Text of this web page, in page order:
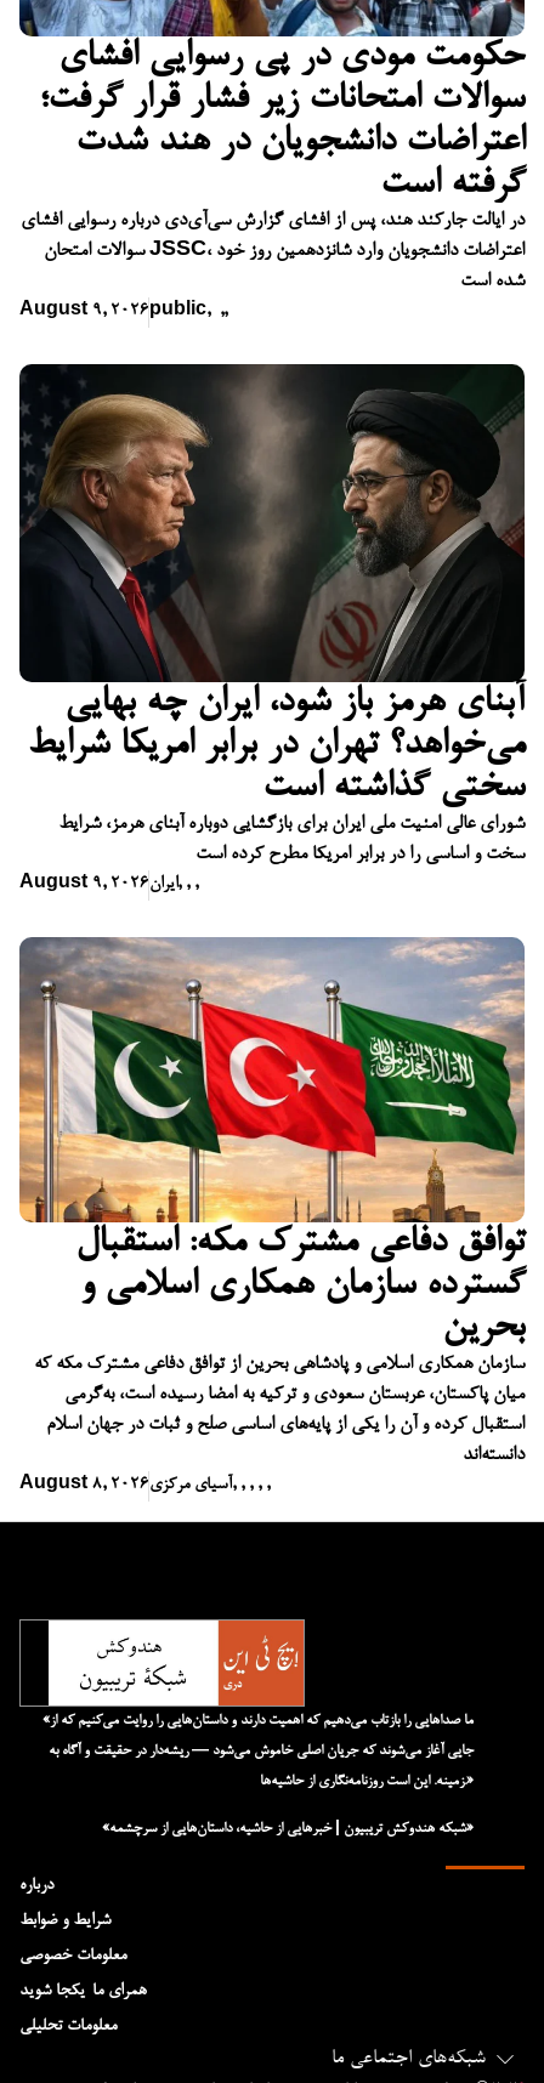
حکومت مودی در پی رسوایی افشای
سوالات امتحانات زیر فشار قرار گرفت؛
اعتراضات دانشجویان در هند شدت
گرفته است
در ایالت جارکند هند، پس از افشای گزارش سی‌آی‌دی درباره رسوایی افشای
سوالات امتحان JSSC، اعتراضات دانشجویان وارد شانزدهمین روز خود
شده است
August 9, 2026 public, ,,
آبنای هرمز باز شود، ایران چه بهایی
می‌خواهد؟ تهران در برابر امریکا شرایط
سختی گذاشته است
شورای عالی امنیت ملی ایران برای بازگشایی دوباره آبنای هرمز، شرایط
سخت و اساسی را در برابر امریکا مطرح کرده است
August 9, 2026ایران, , ,
توافق دفاعی مشترک مکه: استقبال
گسترده سازمان همکاری اسلامی و
بحرین
سازمان همکاری اسلامی و پادشاهی بحرین از توافق دفاعی مشترک مکه که
میان پاکستان، عربستان سعودی و ترکیه به امضا رسیده است، به‌گرمی
استقبال کرده و آن را یکی از پایه‌های اساسی صلح و ثبات در جهان اسلام
دانسته‌اند
August 8, 2026آسیای مرکزی, , , , ,
شبکه‌های اجتماعی ما
درباره
شرایط و ضوابط
معلومات خصوصی
همرای ما-یکجا شوید
معلومات تحلیلی
«ما صداهایی را بازتاب می‌دهیم که اهمیت دارند و داستان‌هایی را روایت می‌کنیم که از
جایی آغاز می‌شوند که جریان اصلی خاموش می‌شود — ریشه‌دار در حقیقت و آگاه به
زمینه. این است روزنامه‌نگاری از حاشیه‌ها.»
«شبکه هند‌و‌کش تریبیون | خبرهایی از حاشیه، داستان‌هایی از سرچشمه»